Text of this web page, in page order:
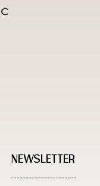
NEWSLETTER